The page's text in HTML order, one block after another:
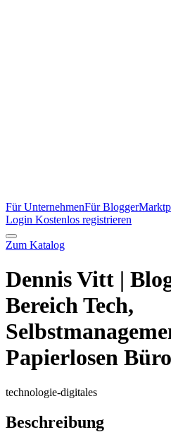
Für UnternehmenFür Blogger
Login Kostenlos registrieren
Zum Katalog
Dennis Vitt |
Bereich Tech,
Papierlosen Büro
technologie-digitales
Beschreibung